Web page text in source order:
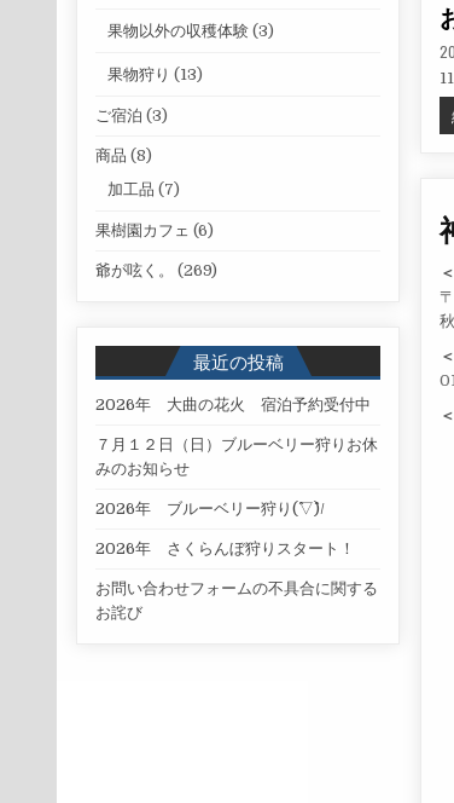
果物以外の収穫体験 (3)
果物狩り (13)
ご宿泊 (3)
商品 (8)
加工品 (7)
果樹園カフェ (6)
爺が呟く。 (269)
最近の投稿
2026年 大曲の花火 宿泊予約受付中
７月１２日（日）ブルーベリー狩りお休
みのお知らせ
2026年 ブルーベリー狩り(^▽^)/
2026年 さくらんぼ狩りスタート！
お問い合わせフォームの不具合に関する
お詫び